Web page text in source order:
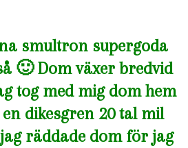
smultron supergoda
🙂 Dom växer bredvid
tog med mig dom hem
dikesgren 20 tal mil
räddade dom för jag